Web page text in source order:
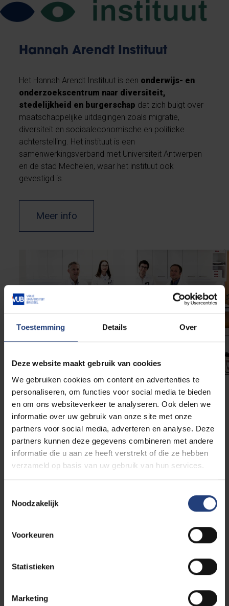
Toestemming Details Over
Deze website maakt gebruik van cookies
We gebruiken cookies om content en advertenties te
personaliseren, om functies voor social media te bieden
en om ons websiteverkeer te analyseren. Ook delen we
informatie over uw gebruik van onze site met onze
partners voor social media, adverteren en analyse. Deze
partners kunnen deze gegevens combineren met andere
informatie die u aan ze heeft verstrekt of die ze hebben
verzameld op basis van uw gebruik van hun services.
Noodzakelijk
Voorkeuren
Statistieken
Marketing
Hannah Arendt Instituut
Het Hannah Arendt Instituut is een onderwijs- en
onderzoekscentrum naar diversiteit,
stedelijkheid en burgerschap dat zich buigt over
maatschappelijke uitdagingen zoals migratie,
diversiteit en sociaaleconomische en politieke
achterstelling. Het instituut is een
samenwerkingsverband met Universiteit Antwerpen
en de stad Mechelen, waar het instituut ook
gevestigd is.
Meer info
Universitair Ziekenhuis Brussel
Het UZ Brussel in Jette is onsuniversitair
ziekenhuis. Patiënten uit binnen- en buitenland
kunnen er terecht voor een totaalpakket aan
medische zorg. Het UZ Brussel is verbonden aan
onze faculteit Geneeskunde en Farmacie:samen
doen we aan wetenschappelijk onderzoek
. Zo
Meer info